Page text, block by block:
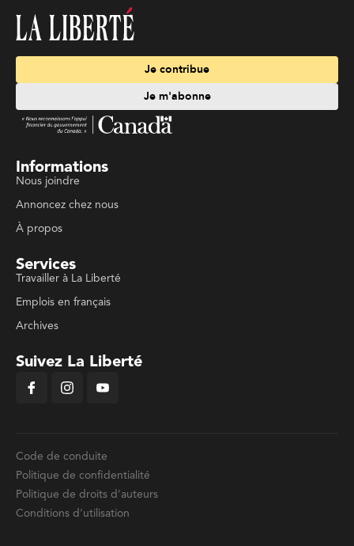
Je contribue
Je m'abonne
Informations
Nous joindre
Annoncez chez nous
À propos
Services
Travailler à La Liberté
Emplois en français
Archives
Suivez La Liberté
Code de conduite
Politique de confidentialité
Politique de droits d'auteurs
Conditions d'utilisation